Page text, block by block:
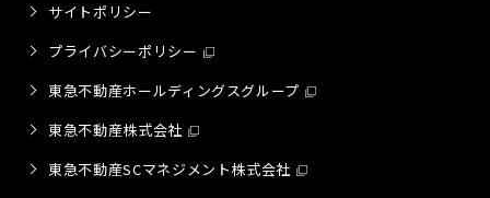
サイトポリシー
プライバシーポリシー
東急不動産ホールディングスグループ
東急不動産株式会社
東急不動産SCマネジメント株式会社